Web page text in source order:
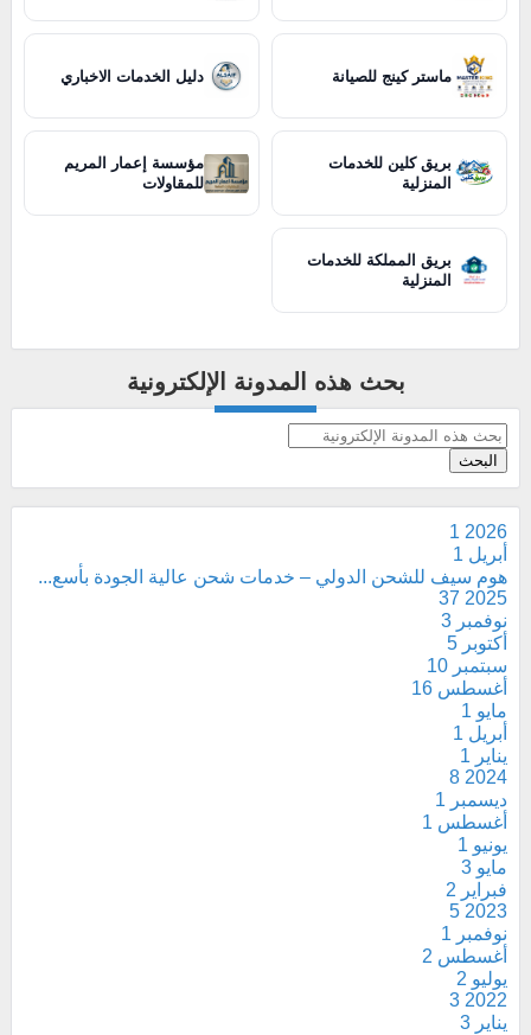
ماستر كينج للصيانة دليل الخدمات الاخباري
بريق كلين للخدمات
المنزلية
مؤسسة إعمار المريم
للمقاولات
بريق المملكة للخدمات
المنزلية
بحث هذه المدونة الإلكترونية
2026
1
أبريل 1
هوم سيف للشحن الدولي – خدمات شحن عالية الجودة بأسع...
2025
37
نوفمبر 3
أكتوبر 5
سبتمبر 10
أغسطس 16
مايو 1
أبريل 1
يناير 1
2024
8
ديسمبر 1
أغسطس 1
يونيو 1
مايو 3
فبراير 2
2023
5
نوفمبر 1
أغسطس 2
يوليو 2
2022
3
يناير 3